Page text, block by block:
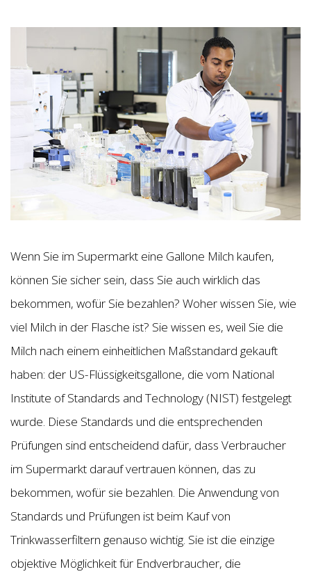
Wenn Sie im Supermarkt eine Gallone Milch kaufen,
können Sie sicher sein, dass Sie auch wirklich das
bekommen, wofür Sie bezahlen? Woher wissen Sie, wie
viel Milch in der Flasche ist? Sie wissen es, weil Sie die
Milch nach einem einheitlichen Maßstandard gekauft
haben: der US-Flüssigkeitsgallone, die vom National
Institute of Standards and Technology (NIST) festgelegt
wurde. Diese Standards und die entsprechenden
Prüfungen sind entscheidend dafür, dass Verbraucher
im Supermarkt darauf vertrauen können, das zu
bekommen, wofür sie bezahlen. Die Anwendung von
Standards und Prüfungen ist beim Kauf von
Trinkwasserfiltern genauso wichtig. Sie ist die einzige
objektive Möglichkeit für Endverbraucher, die